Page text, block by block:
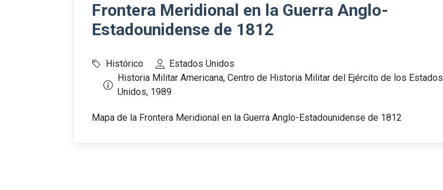
Frontera Meridional en la Guerra Anglo-
Estadounidense de 1812
Histórico
Estados Unidos
Historia Militar Americana, Centro de Historia Militar del Ejército de los Estados
Unidos, 1989
Mapa de la Frontera Meridional en la Guerra Anglo-Estadounidense de 1812